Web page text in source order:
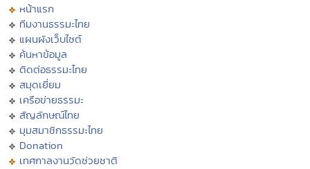
หน้าแรก
ทีมงานธรรมะไทย
แผนผังเว็บไซต์
ค้นหาข้อมูล
ติดต่อธรรมะไทย
สมุดเยี่ยม
เครือข่ายธรรมะ
สัญลักษณ์ไทย
มุมสมาชิกธรรมะไทย
Donation
เทศกาลงานวัดช่วยชาติ